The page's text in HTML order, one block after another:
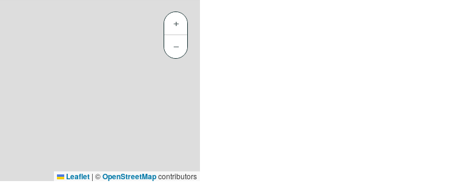
+
−
Leaflet | ©OpenStreetMapcontributors